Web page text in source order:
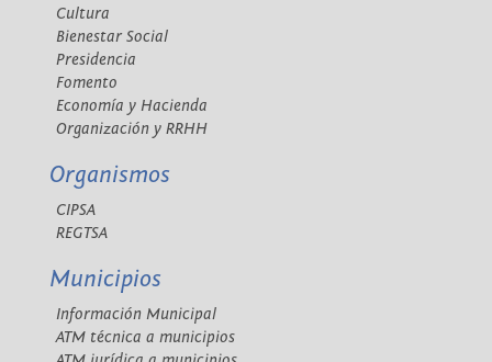
Cultura
Bienestar Social
Presidencia
Fomento
Economía y Hacienda
Organización y RRHH
Organismos
CIPSA
REGTSA
Municipios
Información Municipal
ATM técnica a municipios